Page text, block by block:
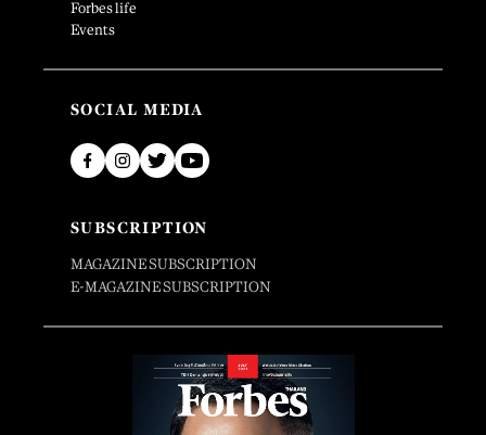
Forbes life
Events
SOCIAL MEDIA
SUBSCRIPTION
MAGAZINE SUBSCRIPTION
E-MAGAZINE SUBSCRIPTION